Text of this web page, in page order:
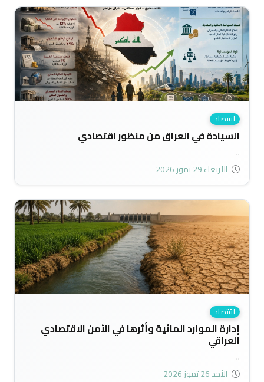
اقتصاد
السيادة في العراق من منظور اقتصادي
..
الأربعاء 29 تموز 2026
اقتصاد
إدارة الموارد المائية وأثرها في الأمن الاقتصادي
العراقي
..
الأحد 26 تموز 2026